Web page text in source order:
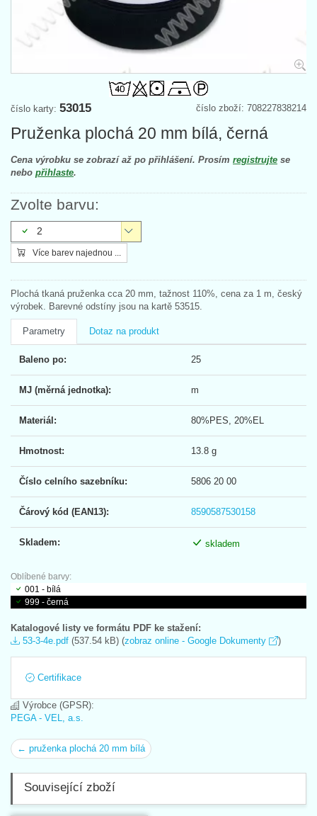
číslo zboží: 708227838214
číslo karty: 53015
Pruženka plochá 20 mm bílá, černá
Cena výrobku se zobrazí až po přihlášení. Prosím registrujte se
nebo přihlaste.
Zvolte barvu:
2
Více barev najednou ...
Plochá tkaná pruženka cca 20 mm, tažnost 110%, cena za 1 m, český
výrobek. Barevné odstíny jsou na kartě 53515.
Parametry Dotaz na produkt
Baleno po: 25
MJ (měrná jednotka): m
Materiál: 80%PES, 20%EL
Hmotnost: 13.8 g
Číslo celního sazebníku: 5806 20 00
Čárový kód (EAN13): 8590587530158
Skladem: skladem
Oblíbené barvy:
001 - bílá
999 - černá
Katalogové listy ve formátu PDF ke stažení:
53-3-4e.pdf (537.54 kB) (zobraz online - Google Dokumenty )
Certifikace
Výrobce (GPSR):
PEGA - VEL, a.s.
← pruženka plochá 20 mm bílá
Související zboží